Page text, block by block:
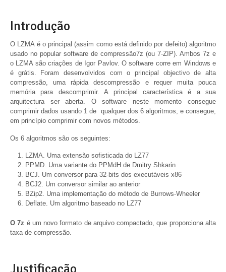
Introdução
O LZMA é o principal (assim como está definido por defeito) algoritmo
usado no popular software de compressão7z (ou 7-ZIP). Ambos 7z e
o LZMA são criações de Igor Pavlov. O software corre em Windows e
é grátis. Foram desenvolvidos com o principal objectivo de alta
compressão, uma rápida descompressão e requer muita pouca
memória para descomprimir. A principal característica é a sua
arquitectura ser aberta. O software neste momento consegue
comprimir dados usando 1 de qualquer dos 6 algoritmos, e consegue,
em princípio comprimir com novos métodos.
Os 6 algoritmos são os seguintes:
LZMA. Uma extensão sofisticada do LZ77
PPMD. Uma variante do PPMdH de Dmitry Shkarin
BCJ. Um conversor para 32-bits dos executáveis x86
BCJ2. Um conversor similar ao anterior
BZip2. Uma implementação do método de Burrows-Wheeler
Deflate. Um algoritmo baseado no LZ77
O 7z é um novo formato de arquivo compactado, que proporciona alta
taxa de compressão.